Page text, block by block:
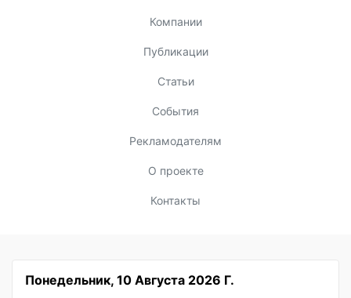
Компании
Публикации
Статьи
События
Рекламодателям
О проекте
Контакты
Понедельник, 10 Августа 2026 Г.